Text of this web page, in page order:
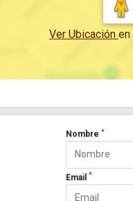
Ver Ubicación en
Nombre*
Email*